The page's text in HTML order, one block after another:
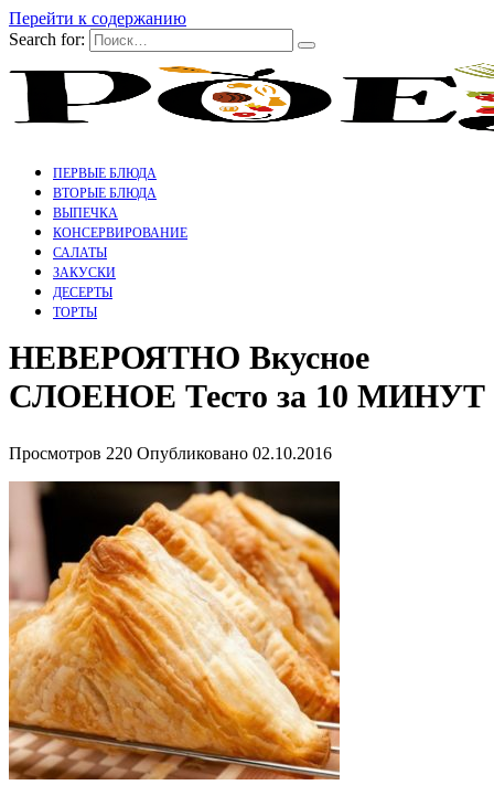
Перейти к содержанию
Search for:
ПЕРВЫЕ БЛЮДА
ВТОРЫЕ БЛЮДА
ВЫПЕЧКА
КОНСЕРВИРОВАНИЕ
САЛАТЫ
ЗАКУСКИ
ДЕСЕРТЫ
ТОРТЫ
НЕВЕРОЯТНО Вкусное
СЛОЕНОЕ Тесто за 10 МИНУТ
Просмотров 220 Опубликовано 02.10.2016